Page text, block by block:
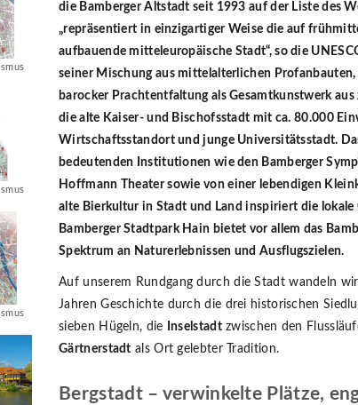
die Bamberger Altstadt seit 1993 auf der Liste des
„repräsentiert in einzigartiger Weise die auf
aufbauende mitteleuropäische Stadt“, so die
seiner Mischung aus mittelalterlichen
barocker Prachtentfaltung als Gesamtkunstwerk
die alte Kaiser- und Bischofsstadt mit ca. 80.000
Wirtschaftsstandort und junge Universitätsstadt.
bedeutenden Institutionen wie den Bamberger
Hoffmann Theater sowie von einer lebendigen
alte Bierkultur in Stadt und Land inspiriert die lokale
Bamberger Stadtpark Hain bietet vor allem das
Spektrum an Naturerlebnissen und Ausflugszielen.
Auf unserem Rundgang durch die Stadt wandeln
Jahren Geschichte durch die drei historischen
sieben Hügeln, die
Inselstadtzwischen den
Gärtnerstadt als Ort gelebter Tradition.
Bergstadt – verwinkelte Plätze,